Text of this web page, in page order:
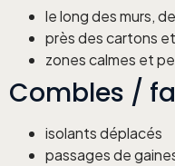
le long des murs,
près des cartons
zones calmes et
Combles /
isolants déplacés
passages de